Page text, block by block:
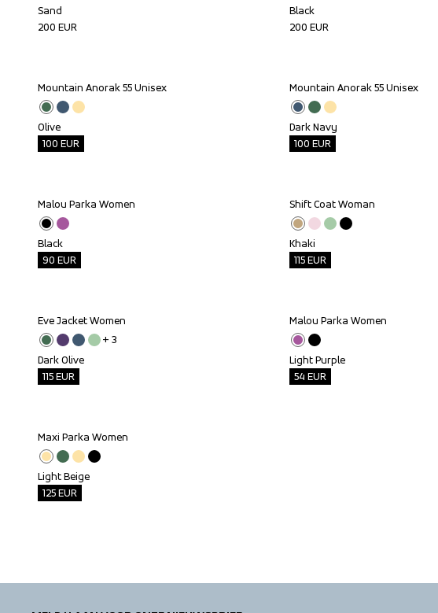
Sand
200 EUR
Black
200 EUR
Outlet
Mountain Anorak 55 Unisex
Olive
100 EUR
Outlet
Mountain Anorak 55 Unisex
Dark Navy
100 EUR
Outlet
Malou Parka Women
Black
90 EUR
Outlet
Shift Coat Woman
Khaki
115EUR
Outlet
Eve Jacket Women
+ 3
Dark Olive
115EUR
Outlet
Malou Parka Women
Light Purple
54 EUR
Outlet
Maxi Parka Women
Light Beige
125EUR